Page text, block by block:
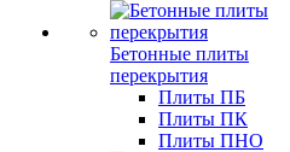
Бетонные плиты
перекрытия
Плиты ПБ
Плиты ПК
Плиты ПНО